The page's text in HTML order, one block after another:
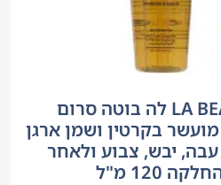
LA BEAUTE לה בוטה סרום
מועשר בקרטין ושמן ארגן
יבש, צבוע ולאחר
120 מ"ל